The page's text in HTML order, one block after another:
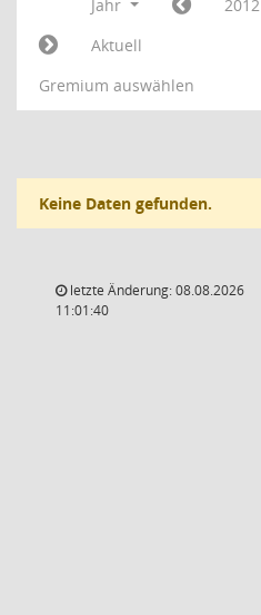
Jahr
2012
Aktuell
Gremium auswählen
Keine Daten gefunden.
letzte Änderung: 08.08.2026
11:01:40